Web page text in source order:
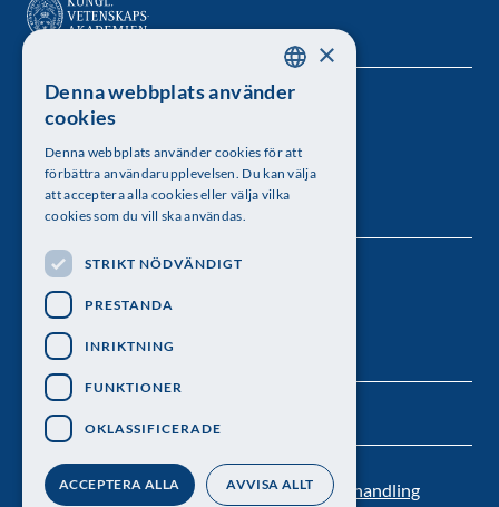
Kungl. Vetenskapsakademien
Besöksadress: Lilla Frescativägen 4A
Telefon: 08-673 95 00
Kontakt Nyhetsbrev Personuppgiftsbehandling
Följ oss
SWEDISH
×
Denna webbplats använder
cookies
Denna webbplats använder cookies för att
förbättra användarupplevelsen. Du kan välja
att acceptera alla cookies eller välja vilka
cookies som du vill ska användas.
STRIKT NÖDVÄNDIGT
PRESTANDA
INRIKTNING
FUNKTIONER
OKLASSIFICERADE
ACCEPTERA ALLA AVVISA ALLT